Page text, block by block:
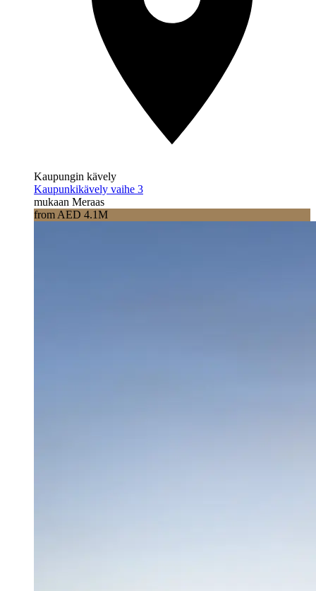
Kaupungin kävely
Kaupunkikävely vaihe 3
mukaan Meraas
from AED 4.1M